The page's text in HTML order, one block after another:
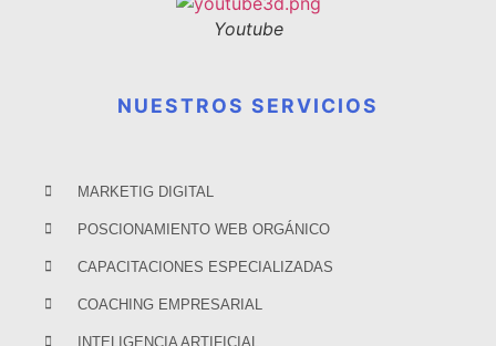
Youtube
NUESTROS SERVICIOS
MARKETIG DIGITAL
POSCIONAMIENTO WEB ORGÁNICO
CAPACITACIONES ESPECIALIZADAS
COACHING EMPRESARIAL
INTELIGENCIA ARTIFICIAL